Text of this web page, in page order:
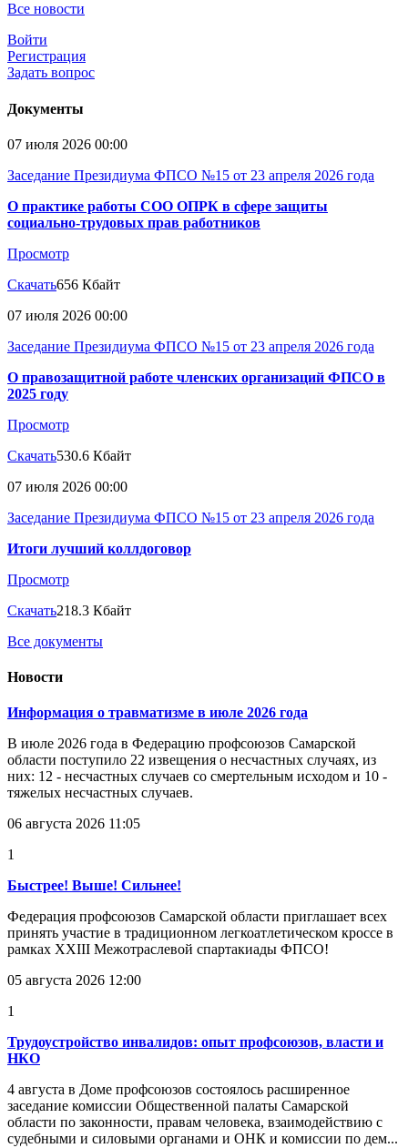
Все новости
Войти
Регистрация
Задать вопрос
Документы
07 июля 2026 00:00
Заседание Президиума ФПСО №15 от 23 апреля 2026 года
О практике работы СОО ОПРК в сфере защиты
социально-трудовых прав работников
Просмотр
Скачать656 Кбайт
07 июля 2026 00:00
Заседание Президиума ФПСО №15 от 23 апреля 2026 года
О правозащитной работе членских организаций ФПСО в
2025 году
Просмотр
Скачать530.6 Кбайт
07 июля 2026 00:00
Заседание Президиума ФПСО №15 от 23 апреля 2026 года
Итоги лучший коллдоговор
Просмотр
Скачать218.3 Кбайт
Все документы
Новости
Информация о травматизме в июле 2026 года
В июле 2026 года в Федерацию профсоюзов Самарской
области поступило 22 извещения о несчастных случаях, из
них: 12 - несчастных случаев со смертельным исходом и 10 -
тяжелых несчастных случаев.
06 августа 2026 11:05
1
Быстрее! Выше! Сильнее!
Федерация профсоюзов Самарской области приглашает всех
принять участие в традиционном легкоатлетическом кроссе в
рамках XXIII Межотраслевой спартакиады ФПСО!
05 августа 2026 12:00
1
Трудоустройство инвалидов: опыт профсоюзов, власти и
НКО
4 августа в Доме профсоюзов состоялось расширенное
заседание комиссии Общественной палаты Самарской
области по законности, правам человека, взаимодействию с
судебными и силовыми органами и ОНК и комиссии по дем...